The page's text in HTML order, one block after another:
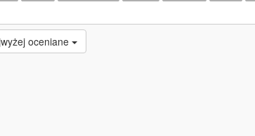
oceniane